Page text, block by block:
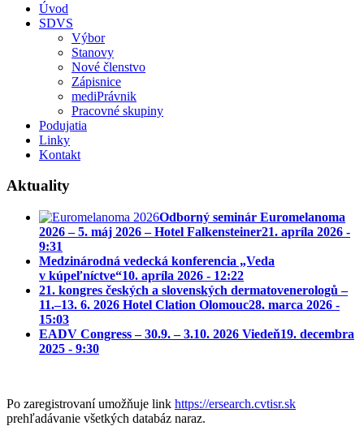
Úvod
SDVS
Výbor
Stanovy
Nové členstvo
Zápisnice
mediPrávnik
Pracovné skupiny
Podujatia
Linky
Kontakt
Aktuality
Odborný seminár Euromelanoma
2026 – 5. máj 2026 – Hotel Falkensteiner21. apríla 2026 -
9:31
Medzinárodná vedecká konferencia „Veda
v kúpeľníctve“10. apríla 2026 - 12:22
21. kongres českých a slovenských dermatovenerologů –
11.–13. 6. 2026 Hotel Clation Olomouc28. marca 2026 -
15:03
EADV Congress – 30.9. – 3.10. 2026 Viedeň19. decembra
2025 - 9:30
Po zaregistrovaní umožňuje link https://ersearch.cvtisr.sk
prehľadávanie všetkých databáz naraz.